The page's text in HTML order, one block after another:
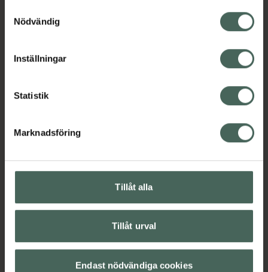
återkalla ditt samtycke via webbplatsens
cookieinställningar. Ett återkallat samtycke påverkar inte
lagligheten av behandling som skett innan återkallelsen.
Nödvändig
Inställningar
Statistik
Marknadsföring
Tillåt alla
Tillåt urval
Endast nödvändiga cookies
Innehåll Visa
Instruktioner Visa
Bipacksedel från FASS Visa
Produktmärkningar och konsumentguider
Mensvärk